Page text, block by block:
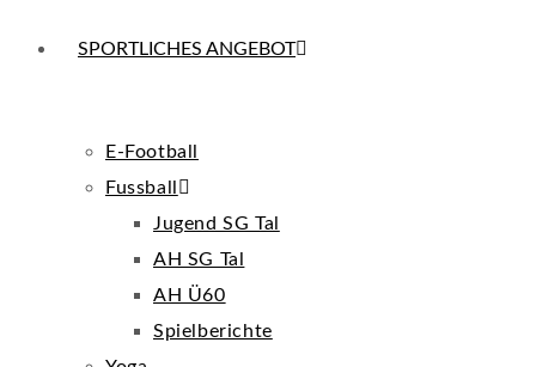
SPORTLICHES ANGEBOT
E-Football
Fussball
Jugend SG Tal
AH SG Tal
AH Ü60
Spielberichte